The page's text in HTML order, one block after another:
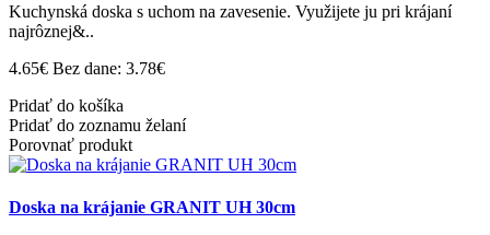
Kuchynská doska s uchom na zavesenie. Využijete ju pri krájaní
najrôznej&..
4.65€ Bez dane: 3.78€
Pridať do košíka
Pridať do zoznamu želaní
Porovnať produkt
Doska na krájanie GRANIT UH 30cm